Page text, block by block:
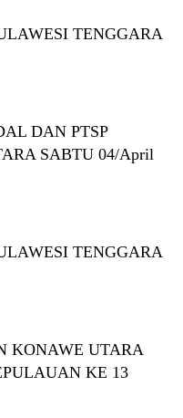
TENGGARA
DAN PTSP
SABTU 04/April
TENGGARA
KONAWE UTARA
KE 13